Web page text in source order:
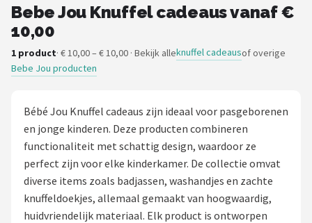
Merken
Blog
Speelgoed
Knuffel Cadeaus
Babykleding Cadeaus
Blokken
Bebe Jou Knuffel cadeaus vanaf €
10,00
1 product· € 10,00 – € 10,00 · Bekijk alleknuffel cadeausof overige
Bebe Jou producten
Bébé Jou Knuffel cadeaus zijn ideaal voor pasgeborenen
en jonge kinderen. Deze producten combineren
functionaliteit met schattig design, waardoor ze
perfect zijn voor elke kinderkamer. De collectie omvat
diverse items zoals badjassen, washandjes en zachte
knuffeldoekjes, allemaal gemaakt van hoogwaardig,
huidvriendelijk materiaal. Elk product is ontworpen